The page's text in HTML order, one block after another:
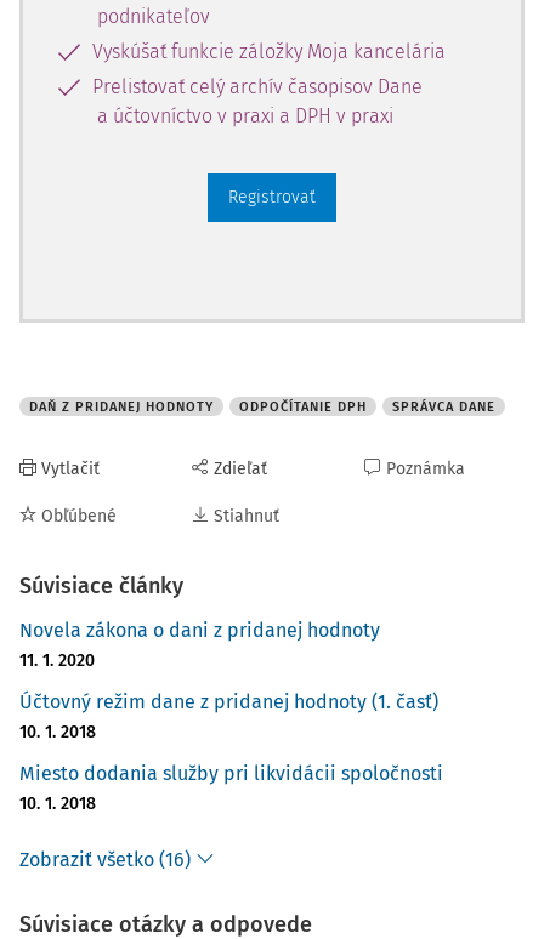
podnikateľov
Vyskúšať funkcie záložky Moja kancelária
Prelistovať celý archív časopisov Dane
a účtovníctvo v praxi a DPH v praxi
Registrovať
DAŇ Z PRIDANEJ HODNOTY ODPOČÍTANIE DPH SPRÁVCA DANE
Vytlačiť
Obľúbené
Zdieľať
Stiahnuť
Poznámka
Súvisiace články
Novela zákona o dani z pridanej hodnoty
11. 1. 2020
Účtovný režim dane z pridanej hodnoty (1. časť)
10. 1. 2018
Miesto dodania služby pri likvidácii spoločnosti
10. 1. 2018
Zobraziť všetko (16)
Súvisiace otázky a odpovede